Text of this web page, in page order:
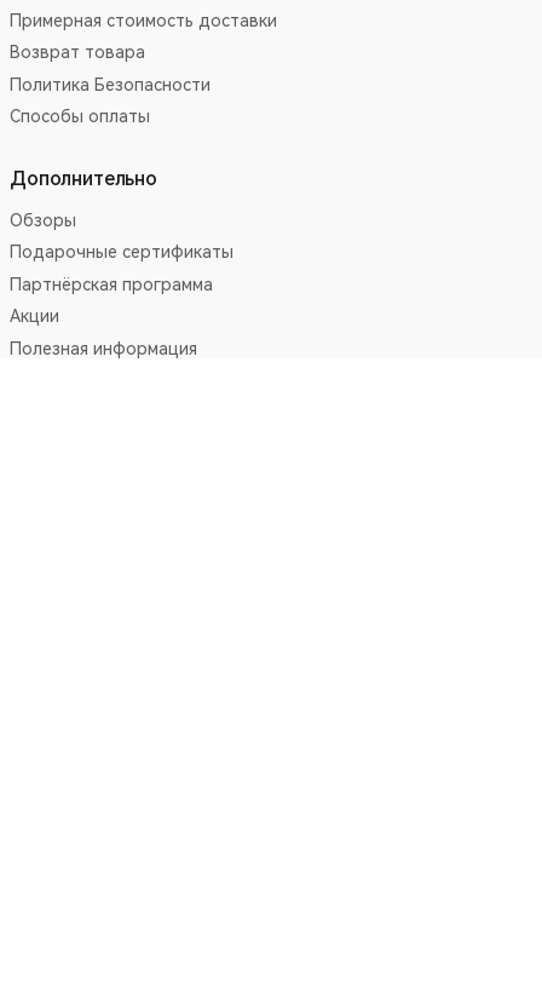
Примерная стоимость доставки
Возврат товара
Политика Безопасности
Способы оплаты
Дополнительно
Обзоры
Подарочные сертификаты
Партнёрская программа
Акции
Полезная информация